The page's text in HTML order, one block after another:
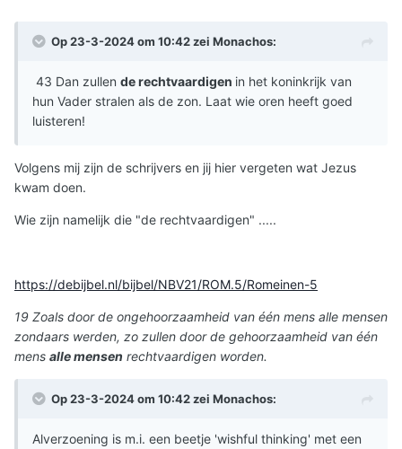
Op 23-3-2024 om 10:42 zei Monachos:
43 Dan zullen de rechtvaardigen in het koninkrijk van
hun Vader stralen als de zon. Laat wie oren heeft goed
luisteren!
Volgens mij zijn de schrijvers en jij hier vergeten wat Jezus
kwam doen.
Wie zijn namelijk die "de rechtvaardigen" .....
https://debijbel.nl/bijbel/NBV21/ROM.5/Romeinen-5
19 Zoals door de ongehoorzaamheid van één mens alle mensen
zondaars werden, zo zullen door de gehoorzaamheid van één
mens alle mensen rechtvaardigen worden.
Op 23-3-2024 om 10:42 zei Monachos:
Alverzoening is m.i. een beetje 'wishful thinking' met een